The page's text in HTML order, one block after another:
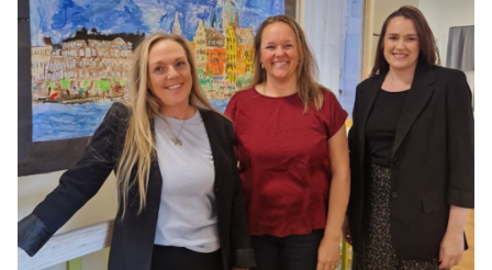
barnehager. Den viktigste er at taket i søknadsordningen
for pensjon heves fra 13 til 16 prosent. Samtidig skyves
de bredere avklaringene ut i tid, og den varige løsningen
gjenstår.